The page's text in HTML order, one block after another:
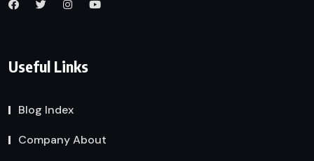
Useful Links
Blog Index
Company About